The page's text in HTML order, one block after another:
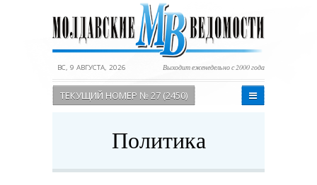
ВС, 9 АВГУСТА, 2026 Выходит еженедельно с 2000 года
ТЕКУЩИЙ НОМЕР № 27 (2450)
Политика